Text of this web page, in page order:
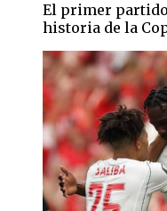
El primer
historia de la